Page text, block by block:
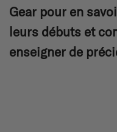
Gear pour en
leurs débuts et
enseigner de